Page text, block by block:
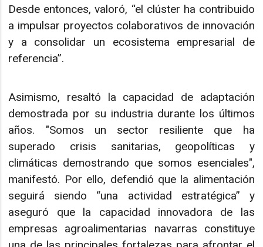
Desde entonces, valoró, “el clúster ha contribuido
a impulsar proyectos colaborativos de innovación
y a consolidar un ecosistema empresarial de
referencia”.
Asimismo, resaltó la capacidad de adaptación
demostrada por su industria durante los últimos
años. "Somos un sector resiliente que ha
superado crisis sanitarias, geopolíticas y
climáticas demostrando que somos esenciales",
manifestó. Por ello, defendió que la alimentación
seguirá siendo “una actividad estratégica” y
aseguró que la capacidad innovadora de las
empresas agroalimentarias navarras constituye